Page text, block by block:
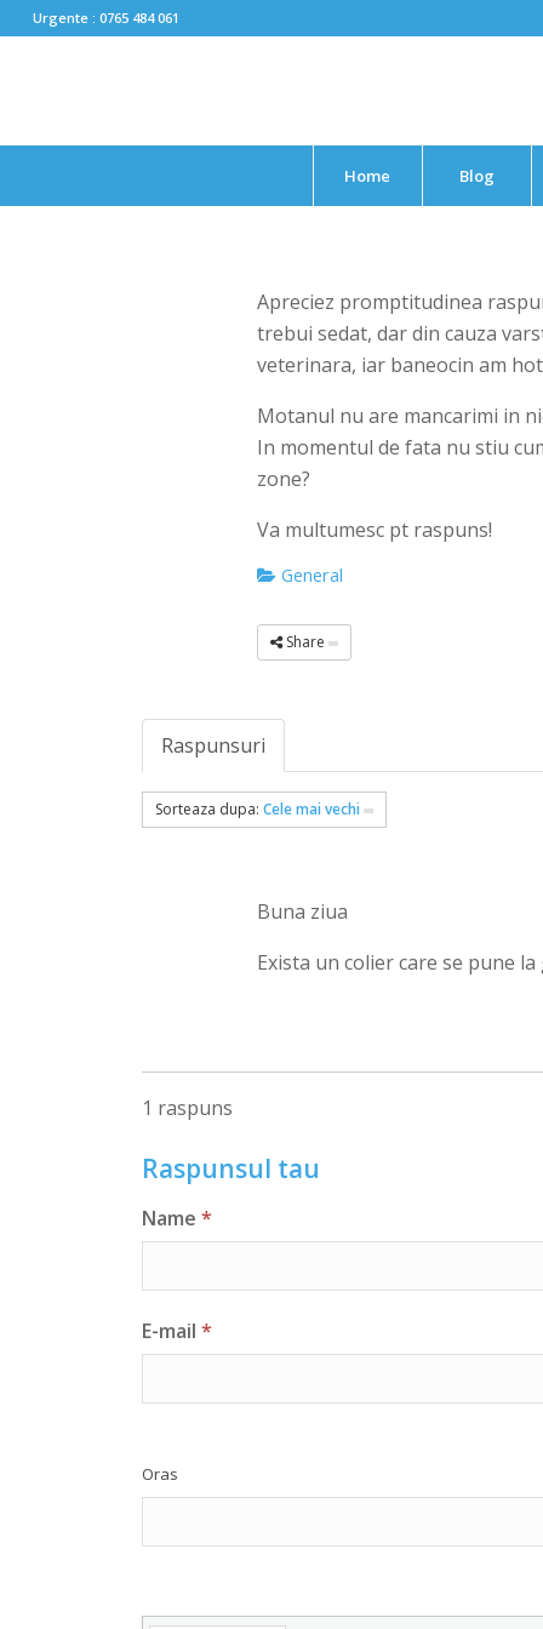
Urgente : 0765 484 061
Home Blog
Apreciez promptitudinea
trebui sedat, dar din cauza
veterinara, iar baneocin am
Motanul nu are mancarimi in
In momentul de fata nu stiu
zone?
Va multumesc pt raspuns!
General
Share
Raspunsuri
Sorteaza dupa:Cele mai vechi
Buna ziua
Exista un colier care se pune
1 raspuns
Raspunsul tau
Name *
E-mail *
Oras